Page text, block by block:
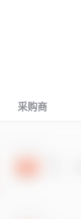
采购商